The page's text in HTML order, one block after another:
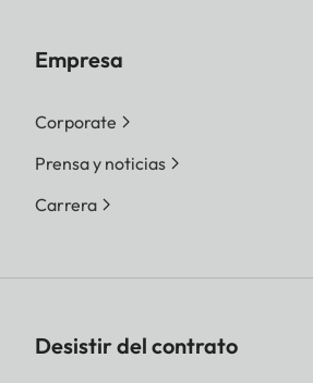
Empresa
Corporate
Prensa y noticias
Carrera
Desistir del contrato